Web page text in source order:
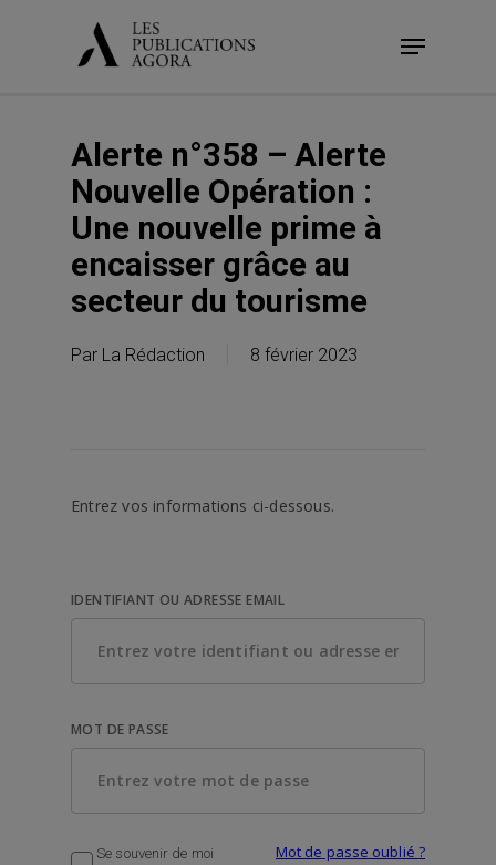
Menu
Alerte n°358 – Alerte
Nouvelle Opération :
Une nouvelle prime à
encaisser grâce au
secteur du tourisme
Par La Rédaction 8 février 2023
Entrez vos informations ci-dessous.
IDENTIFIANT OU ADRESSE EMAIL
MOT DE PASSE
Se souvenir de moi Mot de passe oublié ?